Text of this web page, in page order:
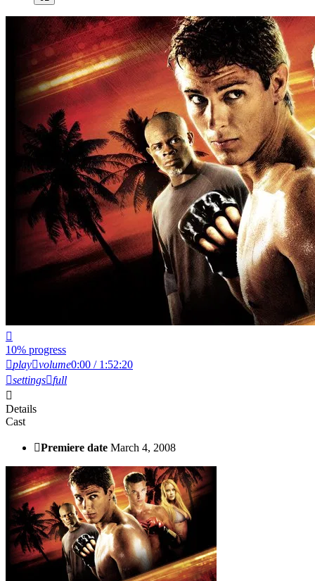
10% progress
play volume0:00 / 1:52:20
settings full
Details
Cast
Premiere date March 4, 2008